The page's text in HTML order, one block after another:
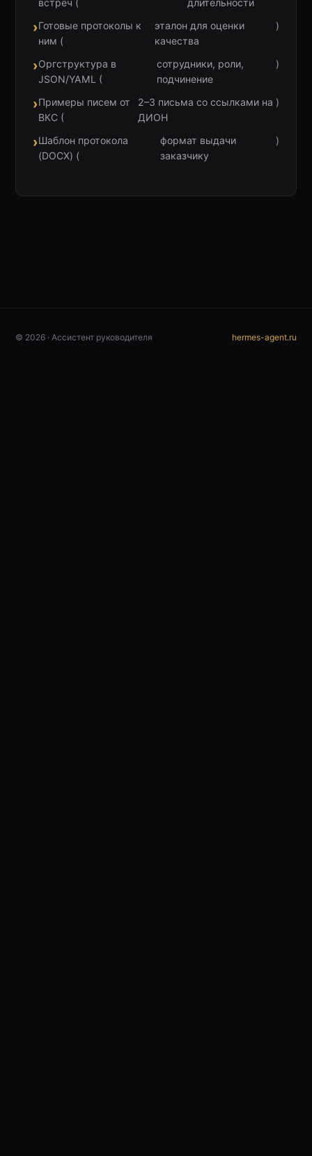
Готовые протоколы к
ним (
эталон для оценки
качества
)
Оргструктура в
JSON/YAML (
сотрудники, роли,
подчинение
)
Примеры писем от
ВКС (
2–3 письма со ссылками на
ДИОН
)
Шаблон протокола
(DOCX) (
формат выдачи
заказчику
)
© 2026 · Ассистент руководителя hermes-agent.ru